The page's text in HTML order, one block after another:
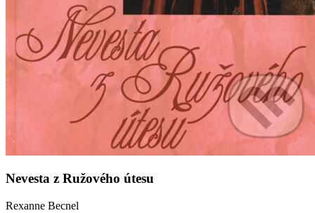
Nevesta z Ružového útesu
Rexanne Becnel